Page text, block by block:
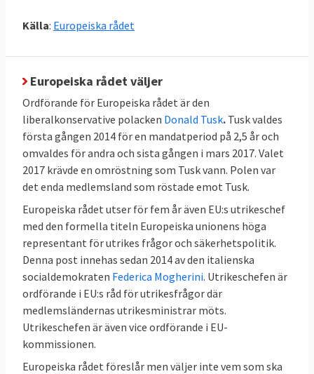
Källa: Europeiska rådet
Europeiska rådet väljer
Ordförande för Europeiska rådet är den
liberalkonservative polacken Donald Tusk. Tusk valdes
första gången 2014 för en mandatperiod på 2,5 år och
omvaldes för andra och sista gången i mars 2017. Valet
2017 krävde en omröstning som Tusk vann. Polen var
det enda medlemsland som röstade emot Tusk.
Europeiska rådet utser för fem år även EU:s utrikeschef
med den formella titeln Europeiska unionens höga
representant för utrikes frågor och säkerhetspolitik.
Denna post innehas sedan 2014 av den italienska
socialdemokraten Federica Mogherini. Utrikeschefen är
ordförande i EU:s råd för utrikesfrågor där
medlemsländernas utrikesministrar möts.
Utrikeschefen är även vice ordförande i EU-
kommissionen.
Europeiska rådet föreslår men väljer inte vem som ska